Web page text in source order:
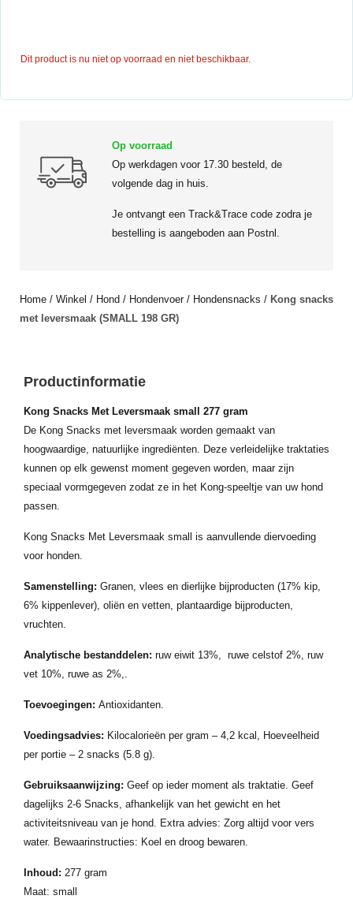
Dit product is nu niet op voorraad en niet beschikbaar.
Op voorraad
Op werkdagen voor 17.30 besteld, de
volgende dag in huis.
Je ontvangt een Track&Trace code zodra je
bestelling is aangeboden aan Postnl.
Home / Winkel / Hond / Hondenvoer/ Hondensnacks / Kong snacks
met leversmaak (SMALL 198 GR)
Productinformatie
Kong Snacks Met Leversmaak small 277 gram
De Kong Snacks met leversmaak worden gemaakt van
hoogwaardige, natuurlijke ingrediënten. Deze verleidelijke traktaties
kunnen op elk gewenst moment gegeven worden, maar zijn
speciaal vormgegeven zodat ze in het Kong-speeltje van uw hond
passen.
Kong Snacks Met Leversmaak small is aanvullende diervoeding
voor honden.
Samenstelling: Granen, vlees en dierlijke bijproducten (17% kip,
6% kippenlever), oliën en vetten, plantaardige bijproducten,
vruchten.
Analytische bestanddelen: ruw eiwit 13%, ruwe celstof 2%, ruw
vet 10%, ruwe as 2%,.
Toevoegingen: Antioxidanten.
Voedingsadvies: Kilocalorieën per gram – 4,2 kcal, Hoeveelheid
per portie – 2 snacks (5.8 g).
Gebruiksaanwijzing: Geef op ieder moment als traktatie. Geef
dagelijks 2-6 Snacks, afhankelijk van het gewicht en het
activiteitsniveau van je hond. Extra advies: Zorg altijd voor vers
water. Bewaarinstructies: Koel en droog bewaren.
Inhoud: 277 gram
Maat: small